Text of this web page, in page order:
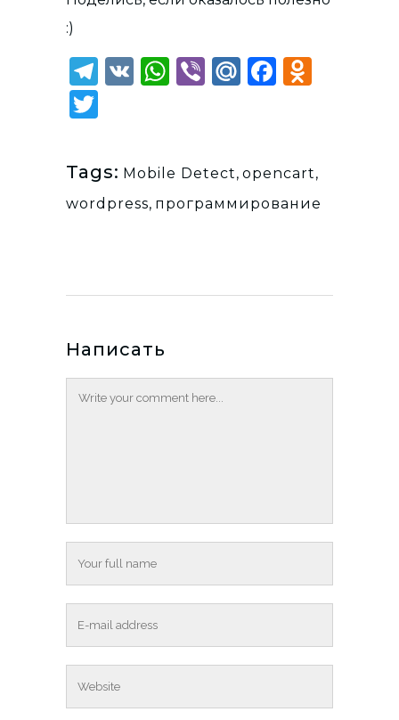
:)
Telegram
VK WhatsApp
ViberMail.Ru
Tags: Mobile Detect, opencart,
wordpress, программирование
Написать